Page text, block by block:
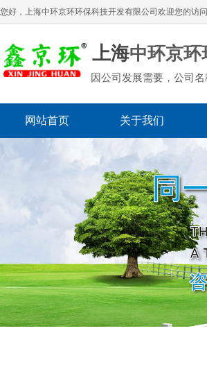
您好，上海中环京环环保科技开发有限公司 欢迎您的访问
上海中环京环
因公司发展需要，公司
网站首页 关于我们